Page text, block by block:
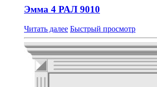
Эмма 4 РАЛ 9010
Читать далее Быстрый просмотр